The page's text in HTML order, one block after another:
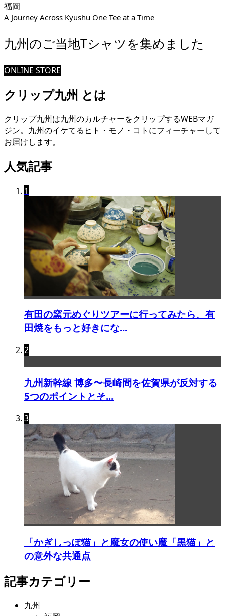
福岡
A Journey Across Kyushu One Tee at a Time
九州のご当地Tシャツを集めました
ONLINE STORE
クリップ九州 とは
クリップ九州は九州のカルチャーをクリップするWEBマガ
ジン。九州のイケてるヒト・モノ・コトにフィーチャーして
お届けします。
人気記事
1
有田の窯元めぐりツアーに行ってみたら、有
田焼をもっと好きにな...
2
九州新幹線 博多〜長崎間を佐賀県が反対する
5つのポイントとそ...
3
「かぎしっぽ猫」と魔女の使い魔「黒猫」と
の意外な共通点
記事カテゴリー
九州